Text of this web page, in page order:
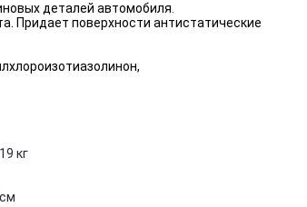
деталей автомобиля.
Придает поверхности антистатические
кг